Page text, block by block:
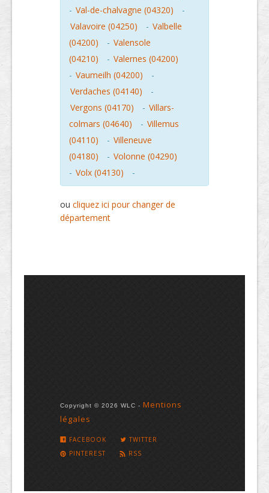
- Val-de-chalvagne (04320)
-
Valavoire (04250)
- Valbelle
(04200)
- Valensole
(04210)
- Valernes (04200)
- Vaumeilh (04200)
-
Verdaches (04140)
-
Vergons (04170)
- Villars-
colmars (04640)
- Villemus
(04110)
- Villeneuve
(04180)
- Volonne (04290)
- Volx (04130) -
ou cliquez ici pour changer de
département
Copyright © 2026 WLC - Mentions
légales
FACEBOOK
TWITTER
PINTEREST
RSS